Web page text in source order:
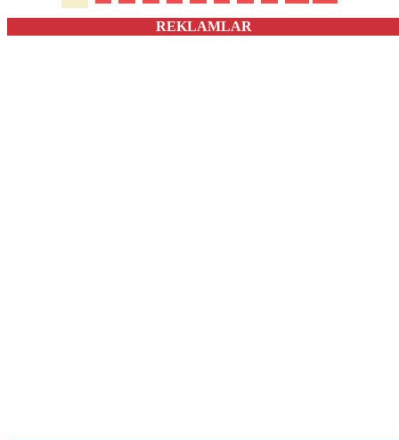
REKLAMLAR